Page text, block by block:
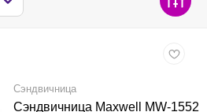
Сэндвичница
Сэндвичница Maxwell MW-1552